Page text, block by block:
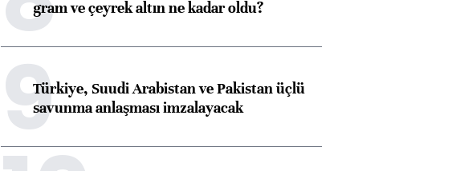
gram ve çeyrek altın ne kadar oldu?
9Türkiye, Suudi Arabistan ve Pakistan üçlü
savunma anlaşması imzalayacak